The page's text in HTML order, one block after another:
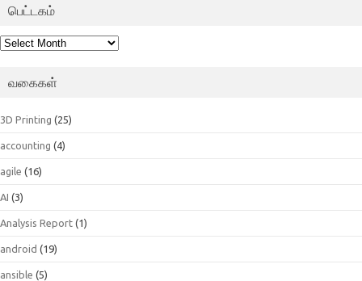
பெட்டகம்
பெட்டகம்
வகைகள்
3D Printing (25)
accounting (4)
agile (16)
AI (3)
Analysis Report (1)
android (19)
ansible (5)